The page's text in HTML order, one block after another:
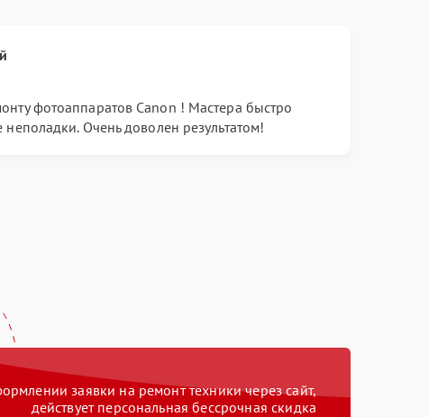
фотоаппаратов Canon ! Мастера быстро
Очень доволен результатом!
заявки на ремонт техники через сайт,
действует персональная бессрочная скидка